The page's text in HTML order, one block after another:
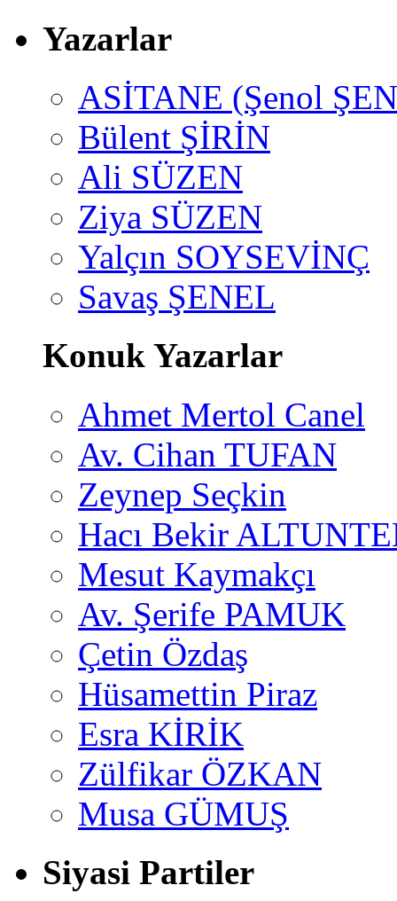
Yazarlar
ASİTANE (Şenol
Bülent ŞİRİN
Ali SÜZEN
Ziya SÜZEN
Yalçın SOYSEVİNÇ
Savaş ŞENEL
Konuk Yazarlar
Ahmet Mertol Canel
Av. Cihan TUFAN
Zeynep Seçkin
Hacı Bekir
Mesut Kaymakçı
Av. Şerife PAMUK
Çetin Özdaş
Hüsamettin Piraz
Esra KİRİK
Zülfikar ÖZKAN
Musa GÜMUŞ
Siyasi Partiler